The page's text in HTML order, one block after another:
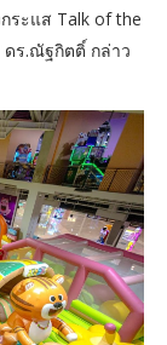
ระแส Talk of the
ดร.ณัฐกิตติ์ กล่าว